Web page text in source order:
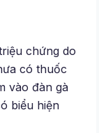
chứng do
có thuốc
vào đàn gà
biểu hiện